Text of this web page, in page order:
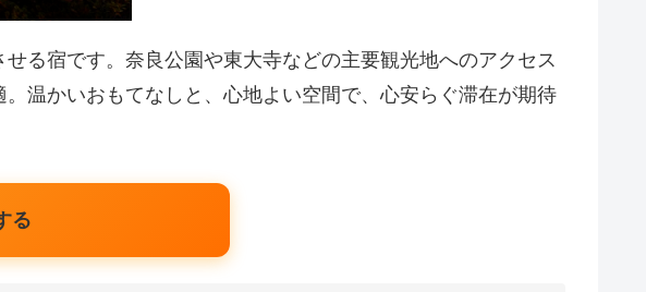
る宿です。奈良公園や東大寺などの主要観光地へのアクセス
温かいおもてなしと、心地よい空間で、心安らぐ滞在が期待
る